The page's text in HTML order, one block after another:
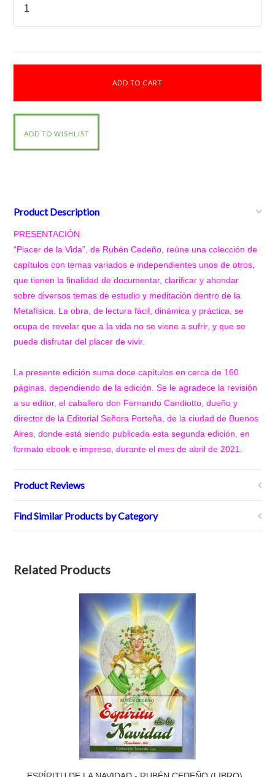
Product Description
PRESENTACIÓN
“Placer de la Vida” , de Rubén Cedeño, reúne una colección de
capítulos con temas variados e independientes unos de otros,
que tienen la finalidad de documentar, clarificar y ahondar
sobre diversos temas de estudio y meditación dentro de la
Metafísica. La obra, de lectura fácil, dinámica y práctica, se
ocupa de revelar que a la vida no se viene a sufrir, y que se
puede disfrutar del placer de vivir.
La presente edición suma doce capítulos en cerca de 160
páginas, dependiendo de la edición. Se le agradece la revisión
a su editor, el caballero don Fernando Candiotto, dueño y
director de la Editorial Señora Porteña, de la ciudad de Buenos
Aires, donde está siendo publicada esta segunda edición, en
formato ebook e impreso, durante el mes de abril de 2021.
Product Reviews
Find Similar Products by Category
Related Products